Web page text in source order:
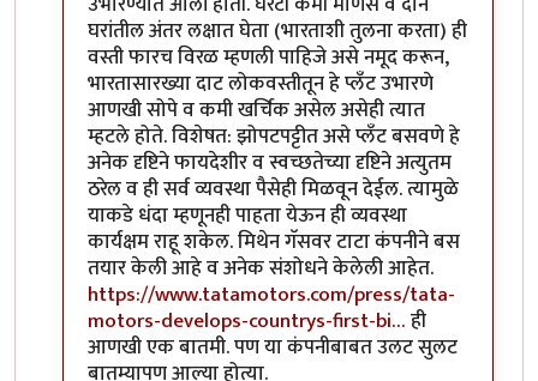
घरांतील अंतर लक्षात घेता (भारताशी तुलना करता) ही
वस्ती फारच विरळ म्हणली पाहिजे असे नमूद करून,
भारतासारख्या दाट लोकवस्तीतून हे प्लॅंट उभारणे
आणखी सोपे व कमी खर्चिक असेल असेही त्यात
म्हटले होते. विशेषत: झोपटपट्टीत असे प्लॅंट बसवणे हे
अनेक दृष्टिने फायदेशीर व स्वच्छतेच्या दृष्टिने अत्युतम
ठरेल व ही सर्व व्यवस्था पैसेही मिळवून देईल. त्यामुळे
याकडे धंदा म्हणूनही पाहता येऊन ही व्यवस्था
कार्यक्षम राहू शकेल. मिथेन गॅसवर टाटा कंपनीने बस
तयार केली आहे व अनेक संशोधने केलेली आहेत.
https://www.tatamotors.com/press/tata-
motors-develops-countrys-first-bi…ही
आणखी एक बातमी. पण या कंपनीबाबत उलट सुलट
बातम्यापण आल्या होत्या.